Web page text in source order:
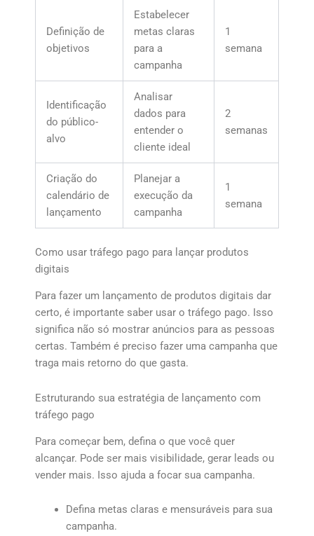
Definição de
objetivos
Estabelecer
metas claras
para a
campanha
1
semana
Identificação
do público-
alvo
Analisar
dados para
entender o
cliente ideal
2
semanas
Criação do
calendário de
lançamento
Planejar a
execução da
campanha
1
semana
Como usar tráfego pago para lançar produtos
digitais
Para fazer um lançamento de produtos digitais dar
certo, é importante saber usar o tráfego pago. Isso
significa não só mostrar anúncios para as pessoas
certas. Também é preciso fazer uma campanha que
traga mais retorno do que gasta.
Estruturando sua estratégia de lançamento com
tráfego pago
Para começar bem, defina o que você quer
alcançar. Pode ser mais visibilidade, gerar leads ou
vender mais. Isso ajuda a focar sua campanha.
Defina metas claras e mensuráveis para sua
campanha.